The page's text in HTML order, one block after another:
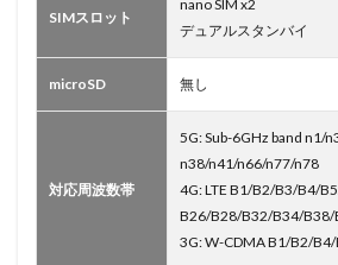
SIMスロット
nano SIM x2
デュアルスタンバイ
microSD 無し
対応周波数帯
5G: Sub-6GHz band n1/
n38/n41/n66/n77/n78
4G: LTE B1/B2/B3/B4/
B26/B28/B32/B34/
3G: W-CDMA B1/B2/